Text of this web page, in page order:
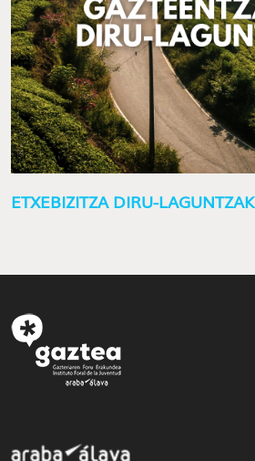
ETXEBIZITZA DIRU-LAGUNTZAK